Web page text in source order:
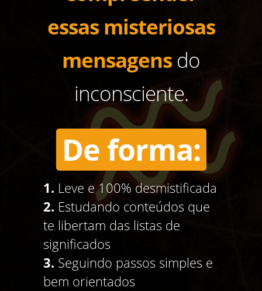
essas misteriosas
mensagens do
inconsciente.
De forma:
1. Leve e 100% desmistificada
2. Estudando conteúdos que
te libertam das listas de
significados
3. Seguindo passos simples e
bem orientados